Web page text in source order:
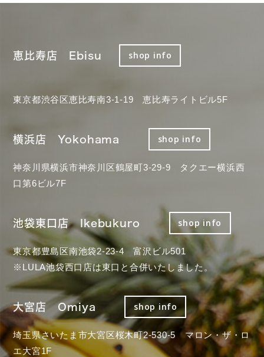
恵比寿店 Ebisu shop info
東京都渋谷区恵比寿南3-1-19 恵比寿ライトビル5F
横浜店 Yokohama shop info
神奈川県横浜市神奈川区鶴屋町3-29-9 タクエー横浜西
口第6ビル7F
池袋東口店 Ikebukuro shop info
東京都豊島区南池袋2-23-4 富沢ビル501
※LULA池袋西口店は東口と合併いたしました。
大宮店 Omiya shop info
埼玉県さいたま市大宮区桜木町2-530-5 マロン・ザ・ロ
エ大宮1F